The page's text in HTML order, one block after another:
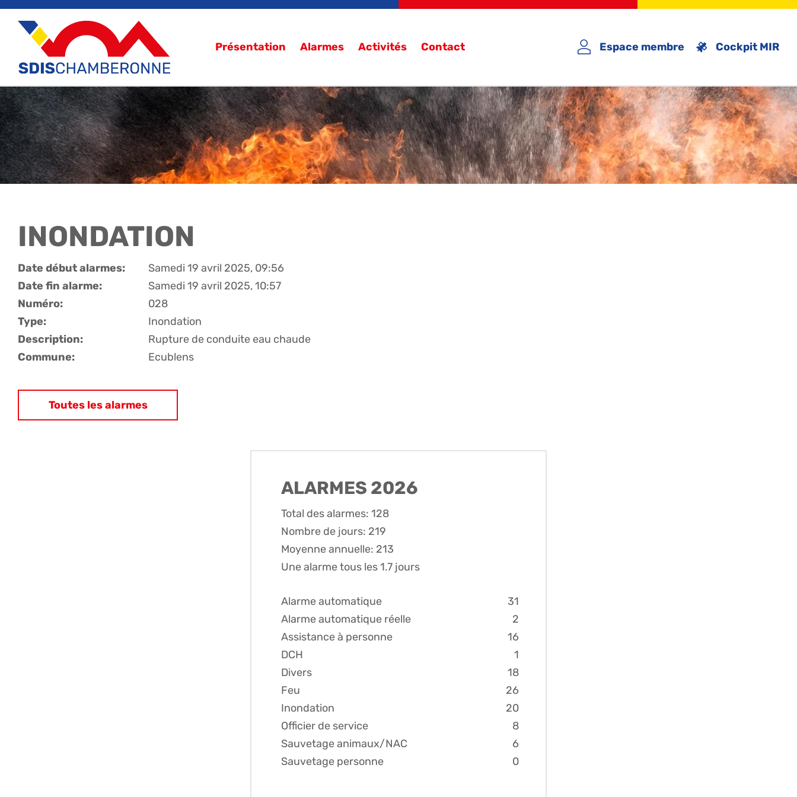
Présentation Alarmes Activités Contact Espace membre Cockpit MIR
INONDATION
Date début alarmes:
Samedi 19 avril 2025, 09:56
Date fin alarme:
Samedi 19 avril 2025, 10:57
Numéro:
028
Type:
Inondation
Description:
Rupture de conduite eau chaude
Commune:
Ecublens
Toutes les alarmes
ALARMES 2026
Total des alarmes: 128
Nombre de jours: 219
Moyenne annuelle: 213
Une alarme tous les 1.7 jours
Alarme automatique
31
Alarme automatique réelle
2
Assistance à personne
16
DCH
1
Divers
18
Feu
26
Inondation
20
Officier de service
8
Sauvetage animaux/NAC
6
Sauvetage personne
0